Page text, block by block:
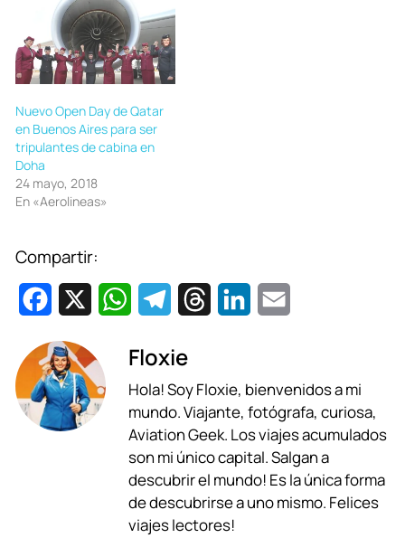
Nuevo Open Day de Qatar
en Buenos Aires para ser
tripulantes de cabina en
Doha
24 mayo, 2018
En «Aerolineas»
Compartir:
c
e
b
W
a
t
s
A
p
p
l
e
g
r
a
m
e
a
d
s
k
e
d
i
l
Floxie
Hola! Soy Floxie, bienvenidos a mi
mundo. Viajante, fotógrafa, curiosa,
Aviation Geek. Los viajes acumulados
son mi único capital. Salgan a
descubrir el mundo! Es la única forma
de descubrirse a uno mismo. Felices
viajes lectores!